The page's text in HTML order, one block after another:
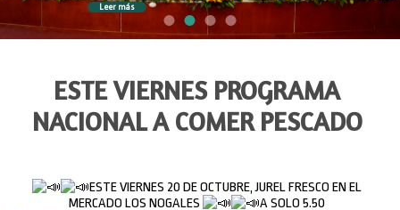
Leer más
ESTE VIERNES PROGRAMA
NACIONAL A COMER PESCADO
ESTE VIERNES 20 DE OCTUBRE, JUREL FRESCO EN EL
MERCADO LOS NOGALES
A SOLO 5.50